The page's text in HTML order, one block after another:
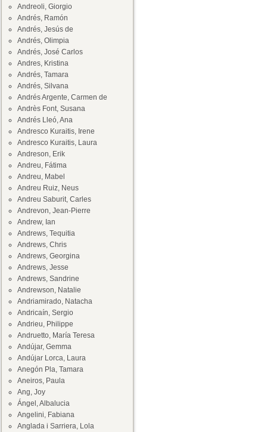
Andreoli, Giorgio
Andrés, Ramón
Andrés, Jesús de
Andrés, Olimpia
Andrés, José Carlos
Andres, Kristina
Andrés, Tamara
Andrés, Silvana
Andrés Argente, Carmen de
Andrès Font, Susana
Andrés Lleó, Ana
Andresco Kuraitis, Irene
Andresco Kuraitis, Laura
Andreson, Erik
Andreu, Fátima
Andreu, Mabel
Andreu Ruiz, Neus
Andreu Saburit, Carles
Andrevon, Jean-Pierre
Andrew, Ian
Andrews, Tequitia
Andrews, Chris
Andrews, Georgina
Andrews, Jesse
Andrews, Sandrine
Andrewson, Natalie
Andriamirado, Natacha
Andricaín, Sergio
Andrieu, Philippe
Andruetto, María Teresa
Andújar, Gemma
Andújar Lorca, Laura
Anegón Pla, Tamara
Aneiros, Paula
Ang, Joy
Ángel, Albalucia
Angelini, Fabiana
Anglada i Sarriera, Lola